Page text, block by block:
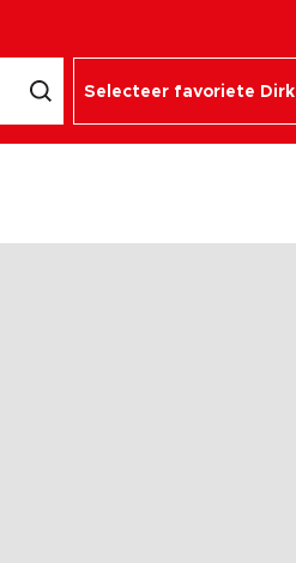
Selecteer favoriete Dirk